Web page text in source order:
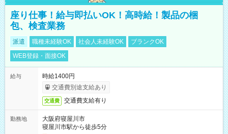
座り仕事！給与即払いOK！高時給！製品の梱
包、検査業務
派遣 職種未経験OK 社会人未経験OK
ブランクOK
WEB登録・面接OK
給与
時給1400円
交通費別途支給あり
交通費 交通費支給有り
勤務地
大阪府寝屋川市
寝屋川市駅から徒歩5分